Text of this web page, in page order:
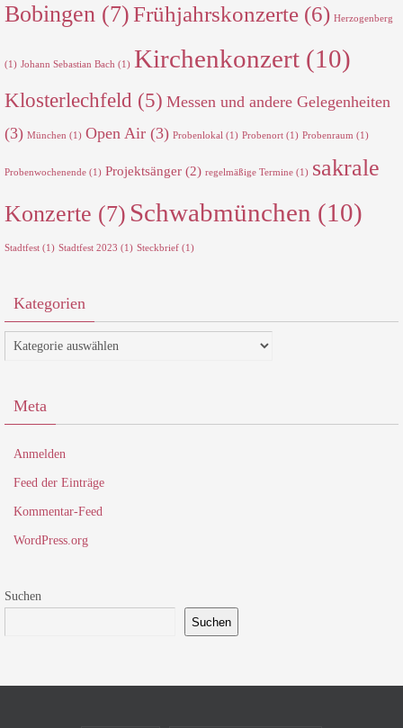
Bobingen (7)Frühjahrskonzerte (6) Herzogenberg
(1) Johann Sebastian Bach (1) Kirchenkonzert (10)
Klosterlechfeld (5) Messen und andere Gelegenheiten
(3) München (1) Open Air (3) Probenlokal (1) Probenort (1) Probenraum (1)
Probenwochenende (1) Projektsänger (2) regelmäßige Termine (1) sakrale
Konzerte (7) Schwabmünchen (10)
Stadtfest (1) Stadtfest 2023 (1) Steckbrief (1)
Kategorien
Kategorien
Meta
Anmelden
Feed der Einträge
Kommentar-Feed
WordPress.org
Suchen
Suchen